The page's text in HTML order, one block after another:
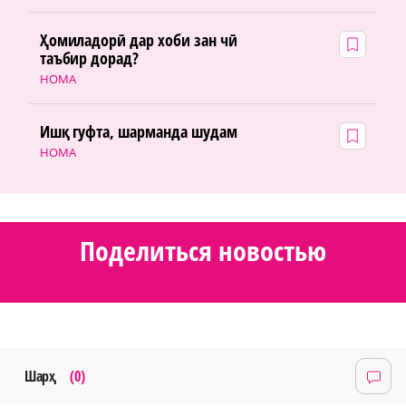
НОМА
Ҳомиладорӣ дар хоби зан чӣ
таъбир дорад?
НОМА
Ишқ гуфта, шарманда шудам
Поделиться новостью
Шарҳ (0)